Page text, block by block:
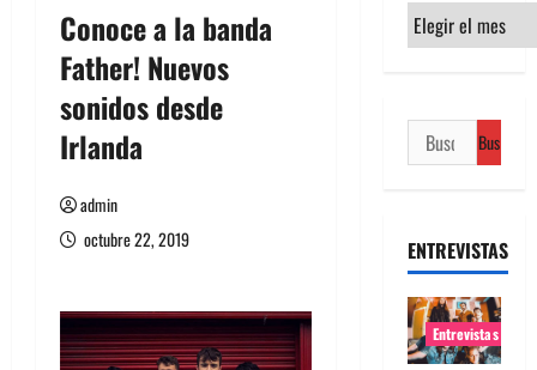
Conoce a la banda
Father! Nuevos
sonidos desde
Irlanda
admin
octubre 22, 2019
Archivos
Buscar:
ENTREVISTAS
Entrevistas